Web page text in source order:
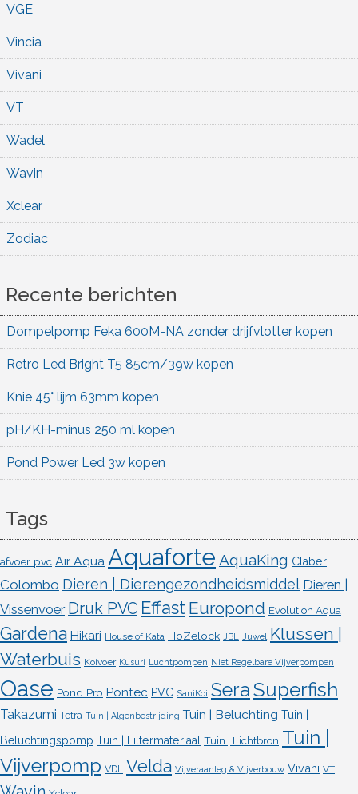
VGE
Vincia
Vivani
VT
Wadel
Wavin
Xclear
Zodiac
Recente berichten
Dompelpomp Feka 600M-NA zonder drijfvlotter kopen
Retro Led Bright T5 85cm/39w kopen
Knie 45° lijm 63mm kopen
pH/KH-minus 250 ml kopen
Pond Power Led 3w kopen
Tags
afvoer pvc Air Aqua Aquaforte AquaKing Claber
Colombo Dieren | Dierengezondheidsmiddel Dieren |
Vissenvoer Druk PVC Effast Europond Evolution Aqua
Gardena Hikari House of Kata HoZelock JBL Juwel Klussen |
Waterbuis Koivoer Kusuri Luchtpompen Niet Regelbare Vijverpompen
Oase Pond Pro Pontec PVC SaniKoi SeraSuperfish
Takazumi Tetra Tuin | Algenbestrijding Tuin | Beluchting Tuin |
Beluchtingspomp Tuin | Filtermateriaal Tuin | Lichtbron Tuin |
Vijverpomp VDL Velda Vijveraanleg & Vijverbouw Vivani VT